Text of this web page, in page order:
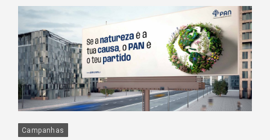
Campanhas